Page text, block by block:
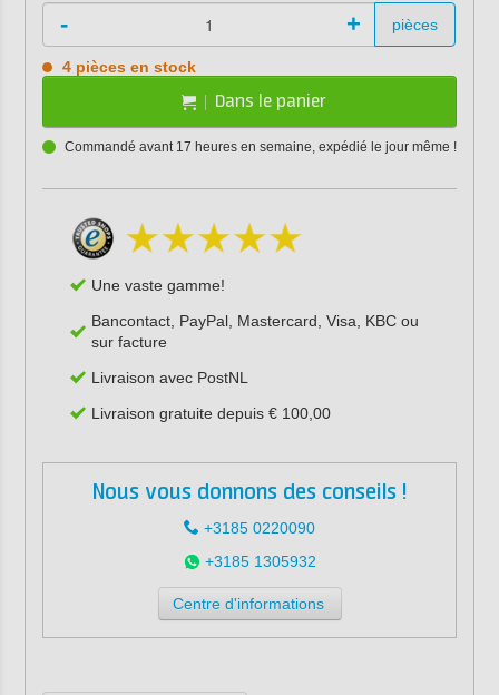
- + pièces
4 pièces en stock
Dans le panier
Commandé avant 17 heures en semaine, expédié le jour même !
Une vaste gamme!
Bancontact, PayPal, Mastercard, Visa, KBC ou
sur facture
Livraison avec PostNL
Livraison gratuite depuis € 100,00
Nous vous donnons des conseils !
+3185 0220090
+3185 1305932
Centre d'informations